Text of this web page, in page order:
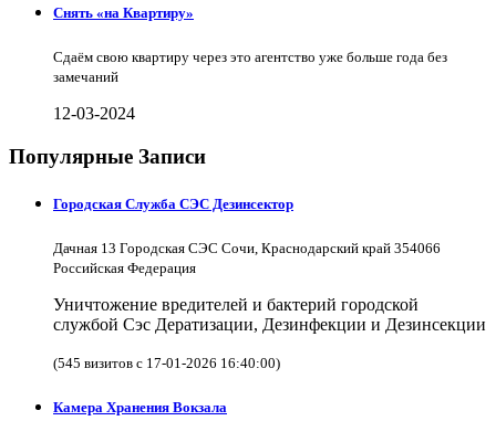
Снять «на Квартиру»
Сдаём свою квартиру через это агентство уже больше года без
замечаний
12-03-2024
Популярные Записи
Городская Служба СЭС Дезинсектор
Дачная 13 Городская СЭС Сочи, Краснодарский край 354066
Российская Федерация
Уничтожение вредителей и бактерий городской
службой Сэс Дератизации, Дезинфекции и Дезинсекции
(545 визитов с 17-01-2026 16:40:00)
Камера Хранения Вокзала